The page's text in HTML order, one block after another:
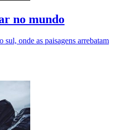
no mundo
onde as paisagens arrebatam